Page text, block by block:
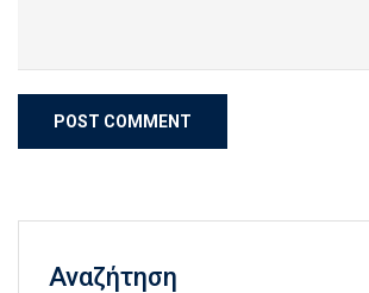
Αναζήτηση